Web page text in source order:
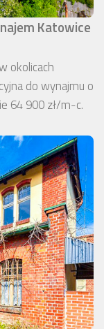
Katowice
okolicach
do wynajmu o
64 900 zł/m-c.